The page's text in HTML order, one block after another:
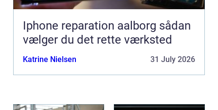
Iphone reparation aalborg sådan
vælger du det rette værksted
Katrine Nielsen 31 July 2026